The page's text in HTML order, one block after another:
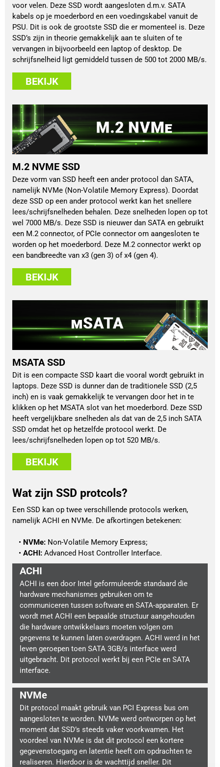
voor velen. Deze SSD wordt aangesloten d.m.v. SATA
kabels op je moederbord en een voedingskabel vanuit de
PSU. Dit is ook de grootste SSD die er momenteel is. Deze
SSD’s zijn in theorie gemakkelijk aan te sluiten of te
vervangen in bijvoorbeeld een laptop of desktop. De
schrijfsnelheid ligt gemiddeld tussen de 500 tot 2000 MB/s.
BEKIJK
M.2 NVME SSD
Deze vorm van SSD heeft een ander protocol dan SATA,
namelijk NVMe (Non-Volatile Memory Express). Doordat
deze SSD op een ander protocol werkt kan het snellere
lees/schrijfsnelheden behalen. Deze snelheden lopen op tot
wel 7000 MB/s. Deze SSD is nieuwer dan SATA en gebruikt
een M.2 connector, of PCIe connector om aangesloten te
worden op het moederbord. Deze M.2 connector werkt op
een bandbreedte van x3 (gen 3) of x4 (gen 4).
BEKIJK
MSATA SSD
Dit is een compacte SSD kaart die vooral wordt gebruikt in
laptops. Deze SSD is dunner dan de traditionele SSD (2,5
inch) en is vaak gemakkelijk te vervangen door het in te
klikken op het MSATA slot van het moederbord. Deze SSD
heeft vergelijkbare snelheden als dat van de 2,5 inch SATA
SSD omdat het op hetzelfde protocol werkt. De
lees/schrijfsnelheden lopen op tot 520 MB/s.
BEKIJK
Wat zijn SSD protcols?
Een SSD kan op twee verschillende protocols werken,
namelijk ACHI en NVMe. De afkortingen betekenen:
NVMe: Non-Volatile Memory Express;
ACHI: Advanced Host Controller Interface.
ACHI
ACHI is een door Intel geformuleerde standaard die
hardware mechanismes gebruiken om te
communiceren tussen software en SATA-apparaten. Er
wordt met ACHI een bepaalde structuur aangehouden
die hardware ontwikkelaars moeten volgen om
gegevens te kunnen laten overdragen. ACHI werd in het
leven geroepen toen SATA 3GB/s interface werd
uitgebracht. Dit protocol werkt bij een PCIe en SATA
interface.
NVMe
Dit protocol maakt gebruik van PCI Express bus om
aangesloten te worden. NVMe werd ontworpen op het
moment dat SSD’s steeds vaker voorkwamen. Het
voordeel van NVMe is dat dit protocol een kortere
gegevenstoegang en latentie heeft om opdrachten te
realiseren. Hierdoor is de wachttijd sneller. Dit